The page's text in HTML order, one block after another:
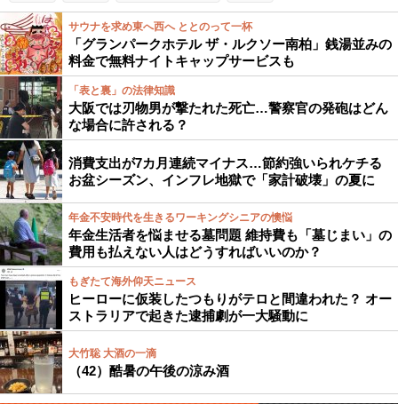
サウナを求め東へ西へ ととのって一杯
「グランパークホテル ザ・ルクソー南柏」銭湯並みの
料金で無料ナイトキャップサービスも
「表と裏」の法律知識
大阪では刃物男が撃たれた死亡…警察官の発砲はどん
な場合に許される？
消費支出が7カ月連続マイナス…節約強いられケチる
お盆シーズン、インフレ地獄で「家計破壊」の夏に
年金不安時代を生きるワーキングシニアの懊悩
年金生活者を悩ませる墓問題 維持費も「墓じまい」の
費用も払えない人はどうすればいいのか？
もぎたて海外仰天ニュース
ヒーローに仮装したつもりがテロと間違われた？ オー
ストラリアで起きた逮捕劇が一大騒動に
大竹聡 大酒の一滴
（42）酷暑の午後の涼み酒